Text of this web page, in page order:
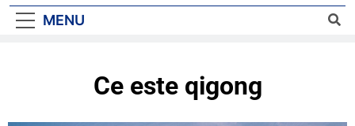
MENU
Ce este qigong